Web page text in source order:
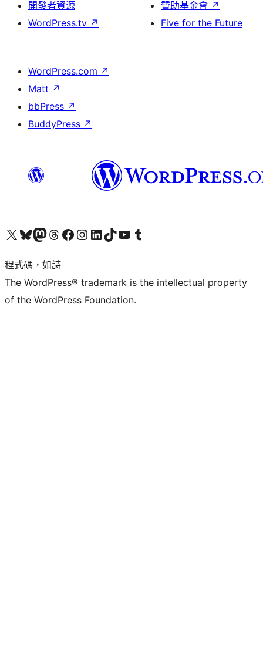
開發者資源
WordPress.tv ↗
贊助基金會 ↗
Five for the Future
WordPress.com ↗
Matt ↗
bbPress ↗
BuddyPress ↗
查看我們的 X (之前的 Twitter) 帳號造訪我們的 Bluesky 帳號造訪我們的 Mastodon 帳號造訪我們的 Threads 帳號 造訪我們的 Facebook 粉絲專頁Visit our Instagram account
Visit our LinkedIn account
造訪我們的 TikTok 帳號Visit our YouTube channel
造訪我們的 Tumblr 帳號
程式碼，如詩
The WordPress® trademark is the intellectual property
of the WordPress Foundation.